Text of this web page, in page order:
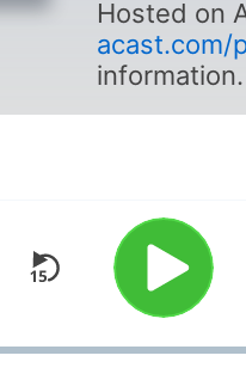
Hosted on
acast.com/
information.